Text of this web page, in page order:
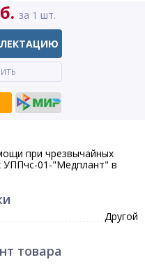
при чрезвычайных
УППчс-01-"Медплант" в
за 1 шт.
Другой
товара